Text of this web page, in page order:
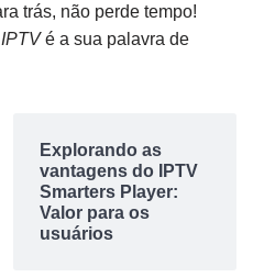
trás, não perde tempo!
é a sua palavra de
Explorando as
vantagens do IPTV
Smarters Player:
Valor para os
usuários